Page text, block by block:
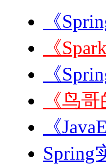
《
《
《
《鸟
《
Spring